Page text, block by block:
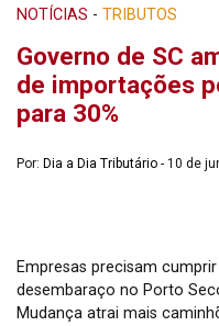
NOTÍCIAS - TRIBUTOS
Governo de SC
de importações
para 30%
Por: Dia a Dia Tributário - 10 de
Empresas precisam
desembaraço no Porto
Mudança atrai mais